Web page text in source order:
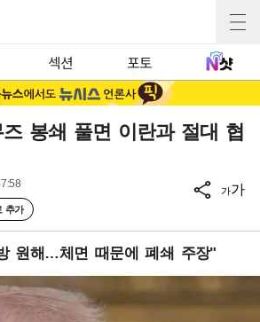
섹션 포토
봉쇄 풀면 이란과 절대 협
추가
가가
원해…체면 때문에 폐쇄 주장"